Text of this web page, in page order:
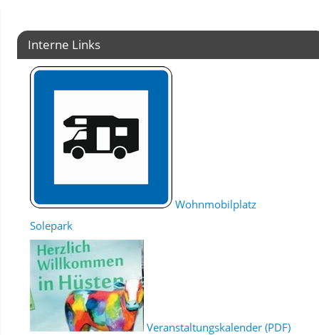
Interne Links
Wohnmobilplatz
Solepark
Veranstaltungskalender (PDF)